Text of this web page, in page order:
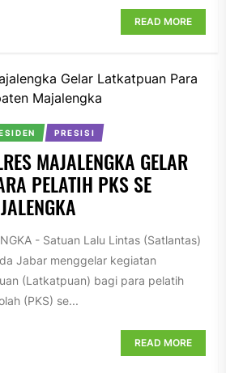
READ MORE
PRESISI
MAJALENGKA GELAR
PELATIH PKS SE
- Satuan Lalu Lintas (Satlantas)
Jabar menggelar kegiatan
(Latkatpuan) bagi para pelatih
(PKS) se...
READ MORE